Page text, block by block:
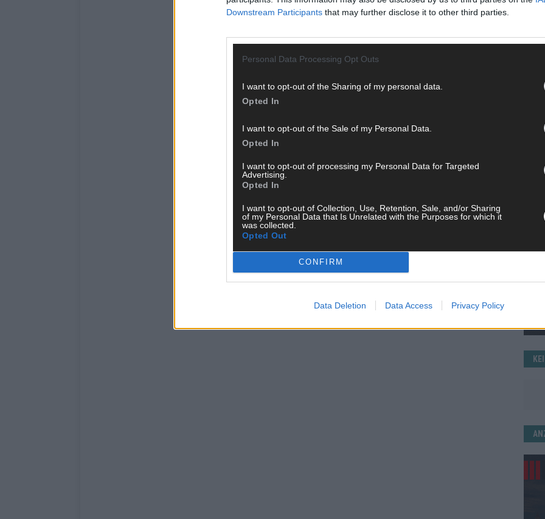
Downstream Participants that may further disclose it to other third parties.
Personal Data Processing Opt Outs
I want to opt-out of the Sharing of my personal data.
Opted In
I want to opt-out of the Sale of my Personal Data.
Opted In
I want to opt-out of processing my Personal Data for Targeted
Advertising.
Opted In
I want to opt-out of Collection, Use, Retention, Sale, and/or Sharing
of my Personal Data that Is Unrelated with the Purposes for which it
was collected.
Opted Out
CONFIRM
Data Deletion Data Access Privacy Policy